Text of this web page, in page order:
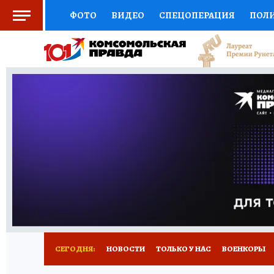
ФОТО ВИДЕО СПЕЦОПЕРАЦИЯ
СОЦПОДДЕРЖКА НАУКА СПОРТ
ВЫБОР ЭКСПЕРТОВ ДОКТОР
ПРОГНОЗЫ НА СПОРТ
НОВОЕ
СЕГОДНЯ: НОВОСТИ ТОЛЬКО У НАС ВОЕНКОРЫ